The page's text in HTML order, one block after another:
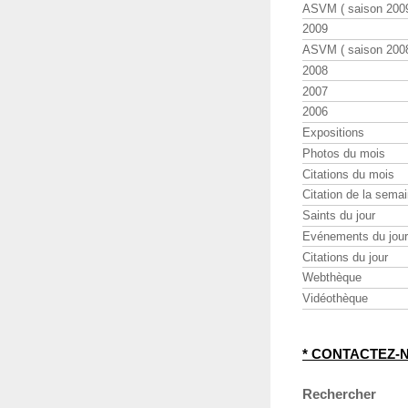
ASVM ( saison
2009
ASVM ( saison
2008
2007
2006
Expositions
Photos du mois
Citations du mois
Citation de la
Saints du jour
Evénements du jour
Citations du jour
Webthèque
Vidéothèque
* CONTACTEZ-
Rechercher